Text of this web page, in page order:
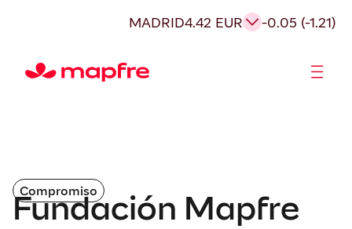
MADRID4.42 EUR -0.05 (-1.21)
Compromiso
Fundación Mapfre